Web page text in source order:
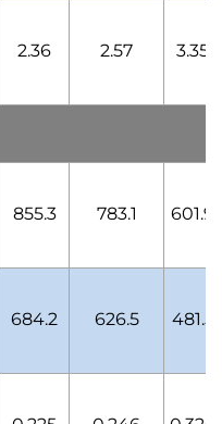
2.36 2.57 3.35
855.3 783.1 601.9
684.2 626.5 481.5